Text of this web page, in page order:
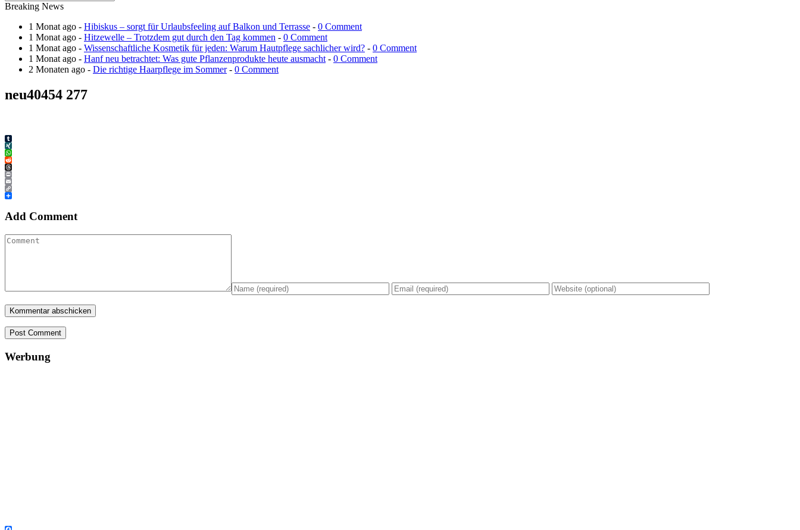
Breaking News
1 Monat ago - Hibiskus – sorgt für Urlaubsfeeling auf Balkon und Terrasse - 0 Comment
1 Monat ago - Hitzewelle – Trotzdem gut durch den Tag kommen - 0 Comment
1 Monat ago - Wissenschaftliche Kosmetik für jeden: Warum Hautpflege sachlicher wird? - 0 Comment
1 Monat ago - Hanf neu betrachtet: Was gute Pflanzenprodukte heute ausmacht - 0 Comment
2 Monaten ago - Die richtige Haarpflege im Sommer- 0 Comment
neu40454 277
Tumblr
XING
WhatsApp
Reddit
Threads
Print
Email
Copy
Link
Teilen
Add Comment
Post Comment
Werbung